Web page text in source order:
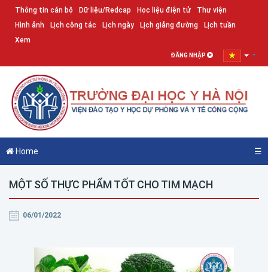
Thông tin cán bộ Dữ liệu/Redcap Học liệu điện tử
Thư viện
Hình ảnh
Lịch công tác Lịch ngày Lịch giảng đường
Lịch tuần
Xem
ĐĂNG NHẬP
Home ☰
MỘT SỐ THỰC PHẨM TỐT CHO TIM MẠCH
06/01/2022